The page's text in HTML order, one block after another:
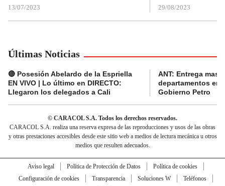
13/07/2023 29/08/2023
Últimas Noticias
🔴 Posesión Abelardo de la Espriella
EN VIVO | Lo último en DIRECTO:
Llegaron los delegados a Cali
ANT: Entrega
departamentos en
Gobierno Petro
© CARACOL S.A. Todos los derechos reservados.
CARACOL S.A. realiza una reserva expresa de las reproducciones y usos de las obras
y otras prestaciones accesibles desde este sitio web a medios de lectura mecánica u otros
medios que resulten adecuados.
Aviso legal Política de Protección de Datos
Política de cookies
Configuración de cookies
Transparencia Soluciones W
Teléfonos